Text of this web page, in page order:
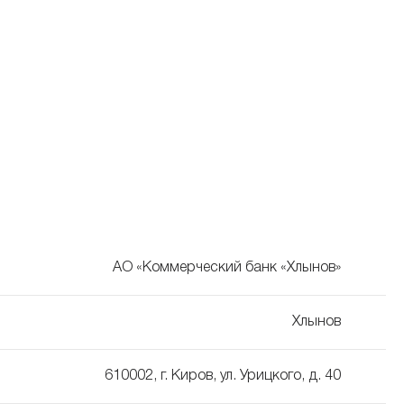
АО «Коммерческий банк «Хлынов»
Хлынов
610002, г. Киров, ул. Урицкого, д. 40